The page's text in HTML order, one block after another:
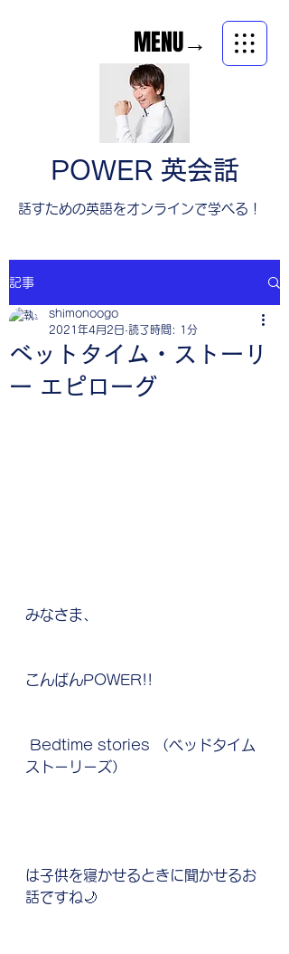
MENU→
POWER 英会話
​話すための英語をオンラインで学べる！
記事
ベットタイム・ストーリ
ー エピローグ
shimonoogo
2021年4月2日 読了時間: 1分
みなさま、
こんばんPOWER!!
ストーリーズ）
は子供を寝かせるときに聞かせるお
話ですね🌙